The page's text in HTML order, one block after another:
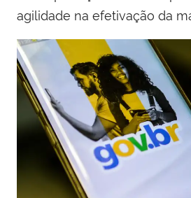
agilidade na efetivação da